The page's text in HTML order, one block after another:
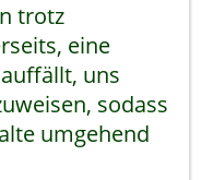
trotz
eine
uns
sodass
umgehend